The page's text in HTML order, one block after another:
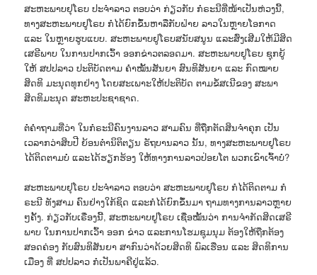
ສະຫະພາບຢຸໂຣບ ປະຈຳລາວ ຕອບວ່າ ກ່ຽວກັບ ກໍຣະນີທີ່ໜ້າເປັນຫ່ວງນີ້,
ທາງສະຫະພາບຢູໂຣບ ກໍໄດ້ຍົກຂຶ້ນຫາລືກັບຝ່າຍ ລາວໃນຫຼາຍໂອກາດ
ແລະ ໃນຫຼາຍຮູບແບບ. ສະຫະພາບຢູໂຣບສນັບສນູນ ແລະສົ່ງເສີມໃຫ້ມີສິດ
ເສຣີພາບ ໃນການປາກເວົ້າ ອອກຂ່າວຕລອດມາ. ສະຫະພາບຢູໂຣບ ຊຸກຍູ້
ໃຫ້ ສປປລາວ ປະຕິບັດຕາມ ຄຳໝັ້ນສັນຍາ ສົນທິສັນຍາ ແລະ ກົດໝາຍ
ສິດທິ ມະນຸດທຸກຢ່າງ ໂດຍສະເພາະໃຫ້ປະຕິບັດ ຕາມຂໍ້ສເນີຂອງ ສະພາ
ສິດທິມະນຸດ ສະຫະປະຊາຊາດ.
ຕໍ່ຄຳຖາມທີ່ວ່າ ໃນກໍຣະນີຄົນງານລາວ ສາມຄົນ ທີ່ຖືກຕັດສິນຈຳຄຸກ ເປັນ
ເວລາກວ່າສິບປີ ຍ້ອນຕຳນິຕິຕຽນ ຣັຖບານລາວ ນັ້ນ, ທາງສະຫະພາບຢູໂຣບ
ໄດ້ຕິດຕາມບໍ່ ແລະໄດ້ຮຽກຮ້ອງ ໃຫ້ທາງການລາວປ່ອຍໂຕ ພວກເຂົາເຈົ້າບໍ່?
ສະຫະພາບຢຸໂຣບ ປະຈຳລາວ ຕອບວ່າ ສະຫະພາບຢູໂຣບ ກໍໄດ້ຕິດຕາມ ກໍ
ຣະນີ ທັງສາມ ຄົນຢ່າງໃກ້ຊິດ ແລະກໍໄດ້ຍົກຂຶ້ນມາ ຖາມທາງການລາວຫຼາຍ
ໆຄັ້ງ. ກ່ຽວກັບເຣື່ອງນີ້, ສະຫະພາບຢູໂຣບ ເຊື່ອໝັ້ນວ່າ ການຈຳກັດສິດເສຣີ
ພາບ ໃນການປາກເວົ້າ ອອກ ຂ່າວ ແລະການໂຮມຊຸມນຸມ ຕ້ອງໃຫ້ຖືກຕ້ອງ
ສອດຄ່ອງ ກັບສົນທິສັນຍາ ສາກົນວ່າດ້ວຍສິດທິ ພົລເຮືອນ ແລະ ສິດທິການ
ເມືອງ ທີ່ ສປປລາວ ກໍເປັນພາຄີຢູ່ແລ້ວ.